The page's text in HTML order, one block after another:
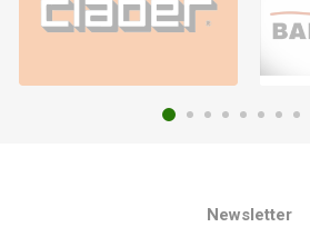
Newsletter